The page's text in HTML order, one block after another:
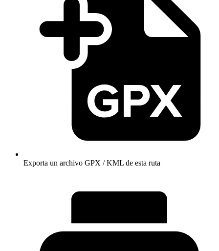
Exporta un archivo GPX / KML de esta ruta